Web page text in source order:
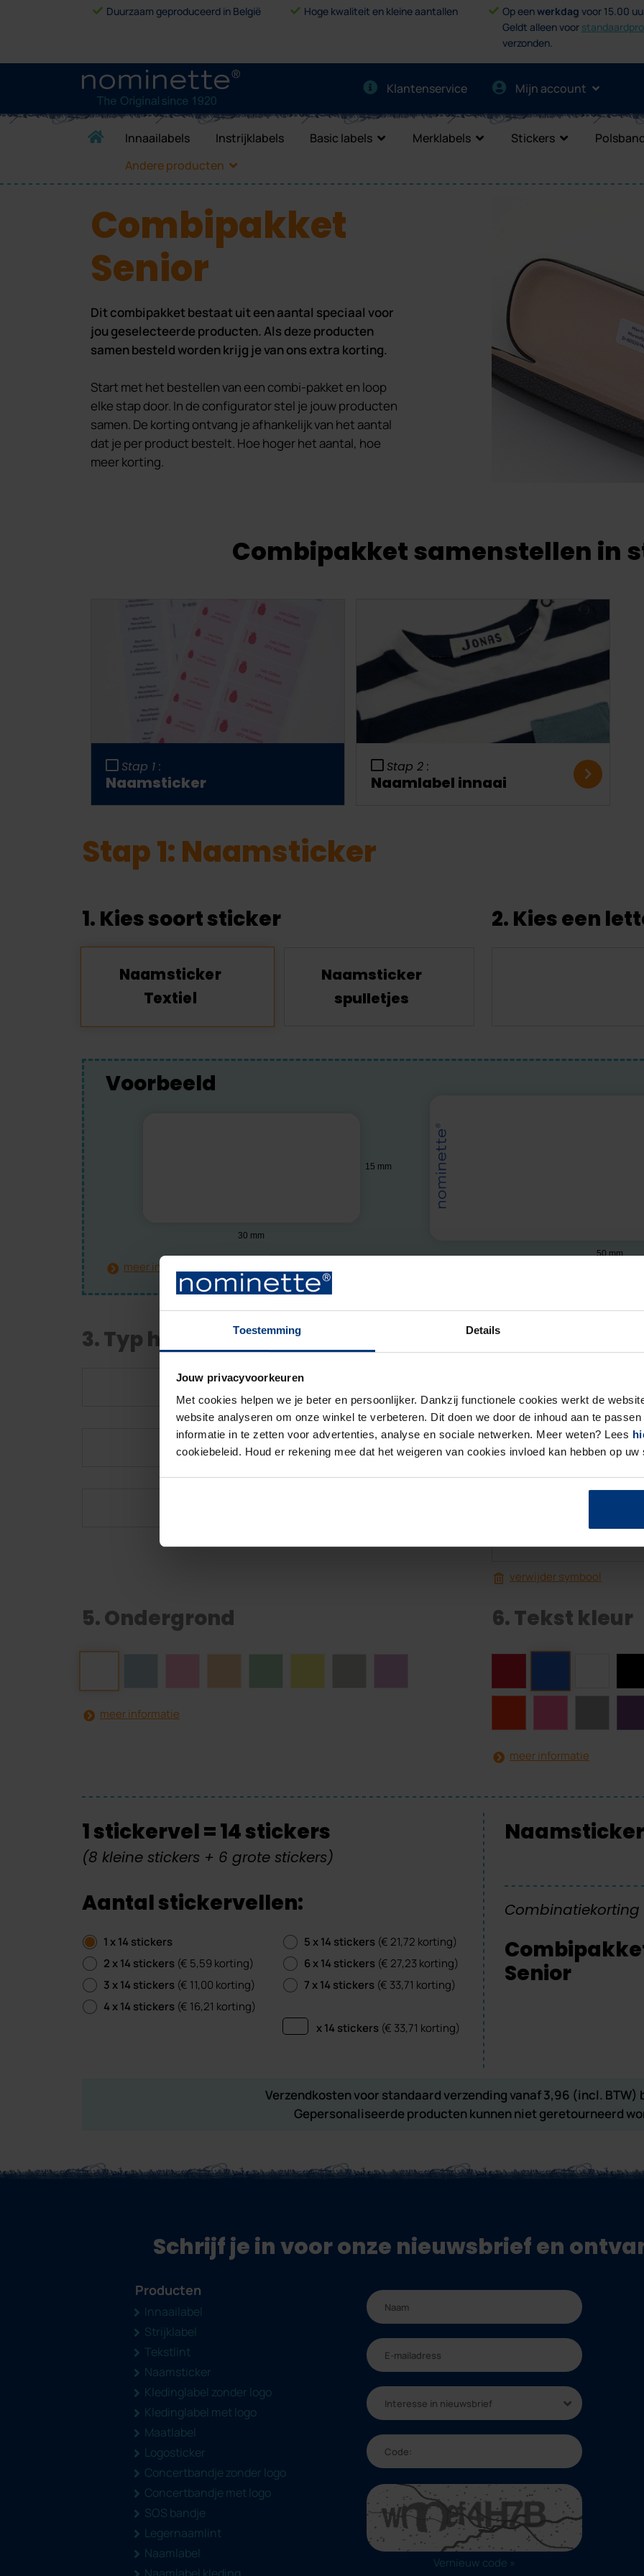
Toestemming Details
Jouw privacyvoorkeuren
Met cookies helpen we je beter en persoonlijker. Dankzij functionele cookies werkt de
website analyseren om onze winkel te verbeteren. Dit doen we door de inhoud aan te
informatie in te zetten voor advertenties, analyse en sociale netwerken. Meer weten? Lees
cookiebeleid. Houd er rekening mee dat het weigeren van cookies invloed kan hebben op uw
Duurzaam geproduceerd in België Hoge kwaliteit en kleine aantallen Op eenwerkdag voor 15.00
Geldt alleen voor
verzonden.
Klantenservice Mijn account
Innaailabels Instrijklabels Basic labels Merklabels Stickers
Andere producten
Combipakket
Senior
Dit combipakket bestaat uit een aantal speciaal voor
jou geselecteerde producten. Als deze producten
samen besteld worden krijg je van ons extra korting.
Start met het bestellen van een combi-pakket en loop
elke stap door. In de configurator stel je jouw producten
samen. De korting ontvang je afhankelijk van het aantal
dat je per product bestelt. Hoe hoger het aantal, hoe
meer korting.
Combipakket samenstellen in
Stap 1 :
Naamsticker
Stap 2 :
Naamlabel innaai
Stap1:Naamsticker
1. Kies soort sticker
Naamsticker
Textiel
Naamsticker
spulletjes
2. Kies een
Voorbeeld
meer informatie
3. Typ hier je tekst 4. Kies je
Controleer of uw tekst
0 / I
)
verwijder symbool
5. Ondergrond
meer informatie
6. Tekst kleur
meer informatie
1 stickervel = 14 stickers
(8 kleine stickers + 6 grote stickers)
Aantal stickervellen:
1 x 14 stickers
2 x 14 stickers (€ 5,59 korting)
3 x 14 stickers (€ 11,00 korting)
4 x 14 stickers (€ 16,21 korting)
5 x 14 stickers (€ 21,72 korting)
6 x 14 stickers (€ 27,23 korting)
7 x 14 stickers (€ 33,71 korting)
x 14 stickers (€ 33,71 korting)
Combinatiekorting
Senior
Verzendkosten voor standaard verzending vanaf 3,96 (incl. BTW)
Gepersonaliseerde producten kunnen niet geretourneerd
Schrijf je in voor onze nieuwsbrief en
Producten
Innaailabel
Strijklabel
Tekstlint
Naamsticker
Kledinglabel zonder logo
Kledinglabel met logo
Maatlabel
Logosticker
Concertbandje zonder logo
Concertbandje met logo
SOS bandje
Legernaamlint
Naamlabel
Interesse in nieuwsbrief
Vernieuw code »